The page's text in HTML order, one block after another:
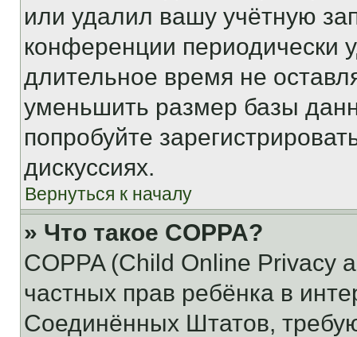
или удалил вашу учётную
конференции периодически
длительное время не
уменьшить размер базы
попробуйте
дискуссиях.
Вернуться к началу
» Что такое COPPA?
COPPA (Child Online Privacy
частных прав ребёнка в
Соединённых Штатов,